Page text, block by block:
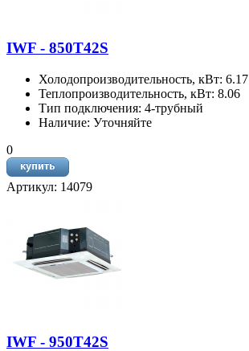
IWF - 850T42S
Холодопроизводительность, кВт: 6.17
Теплопроизводительность, кВт: 8.06
Тип подключения: 4-трубный
Наличие: Уточняйте
0
Артикул: 14079
IWF - 950T42S